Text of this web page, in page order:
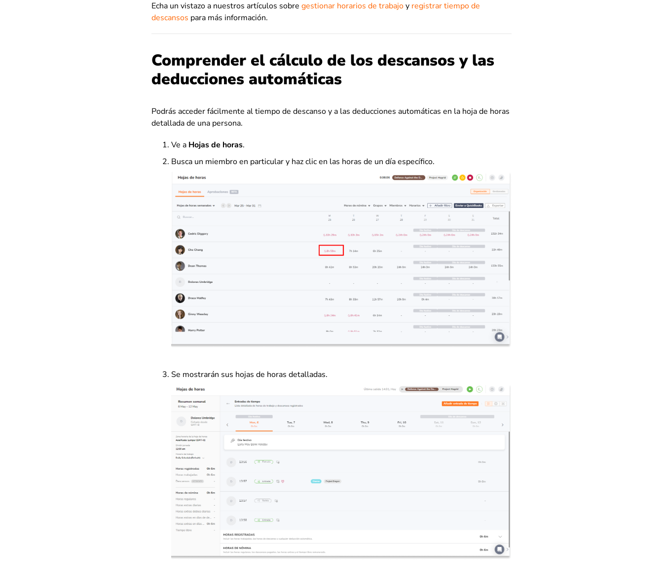
Echa un vistazo a nuestros artículos sobre gestionar horarios de trabajoy registrar tiempo de
descansos para más información.
Comprender el cálculo de los descansos y las
deducciones automáticas
Podrás acceder fácilmente al tiempo de descanso y a las deducciones automáticas en la hoja de horas
detallada de una persona.
Ve a Hojas de horas.
Busca un miembro en particular y haz clic en las horas de un día específico.
Se mostrarán sus hojas de horas detalladas.